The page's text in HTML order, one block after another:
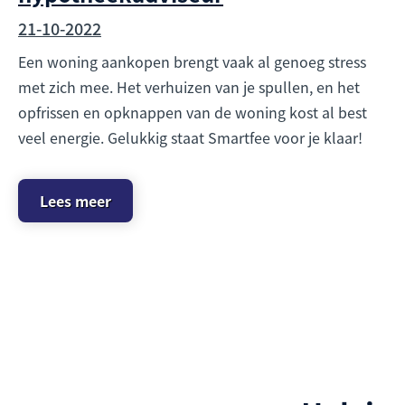
21-10-2022
Een woning aankopen brengt vaak al genoeg stress
met zich mee. Het verhuizen van je spullen, en het
opfrissen en opknappen van de woning kost al best
veel energie. Gelukkig staat Smartfee voor je klaar!
Lees meer